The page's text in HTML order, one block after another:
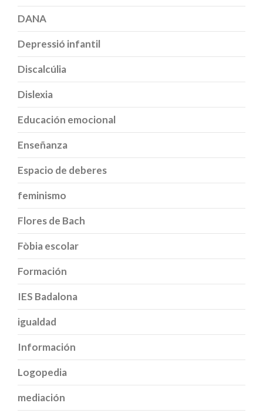
DANA
Depressió infantil
Discalcúlia
Dislexia
Educación emocional
Enseñanza
Espacio de deberes
feminismo
Flores de Bach
Fòbia escolar
Formación
IES Badalona
igualdad
Información
Logopedia
mediación